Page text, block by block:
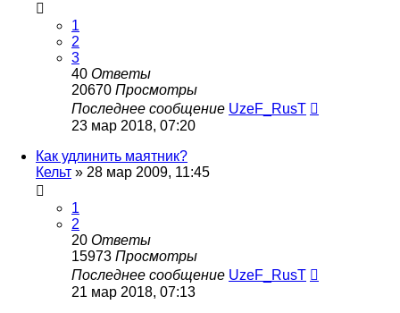
1
2
3
40 Ответы
20670 Просмотры
Последнее сообщение UzeF_RusT
23 мар 2018, 07:20
Как удлинить маятник?
Кельт » 28 мар 2009, 11:45
1
2
20 Ответы
15973 Просмотры
Последнее сообщение UzeF_RusT
21 мар 2018, 07:13